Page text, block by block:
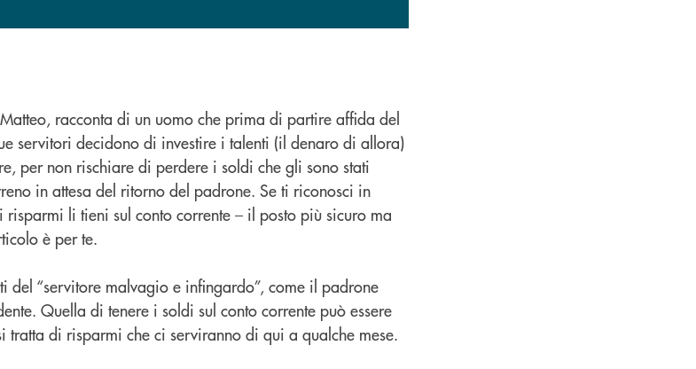
racconta di un uomo che prima di partire affida del
servitori decidono di investire i talenti (il denaro di allora)
per non rischiare di perdere i soldi che gli sono stati
in attesa del ritorno del padrone. Se ti riconosci in
li tieni sul conto corrente – il posto più sicuro ma
è per te.
del “servitore malvagio e infingardo”, come il padrone
Quella di tenere i soldi sul conto corrente può essere
tratta di risparmi che ci serviranno di qui a qualche mese.